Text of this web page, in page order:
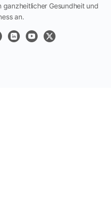
ganzheitlicher Gesundheit und
an.